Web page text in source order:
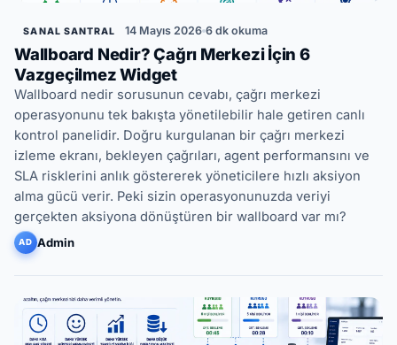
SANAL SANTRAL 14 Mayıs 2026 6 dk okuma
Wallboard Nedir? Çağrı Merkezi İçin 6
Vazgeçilmez Widget
Wallboard nedir sorusunun cevabı, çağrı merkezi
operasyonunu tek bakışta yönetilebilir hale getiren canlı
kontrol panelidir. Doğru kurgulanan bir çağrı merkezi
izleme ekranı, bekleyen çağrıları, agent performansını ve
SLA risklerini anlık göstererek yöneticilere hızlı aksiyon
alma gücü verir. Peki sizin operasyonunuzda veriyi
gerçekten aksiyona dönüştüren bir wallboard var mı?
AD Admin